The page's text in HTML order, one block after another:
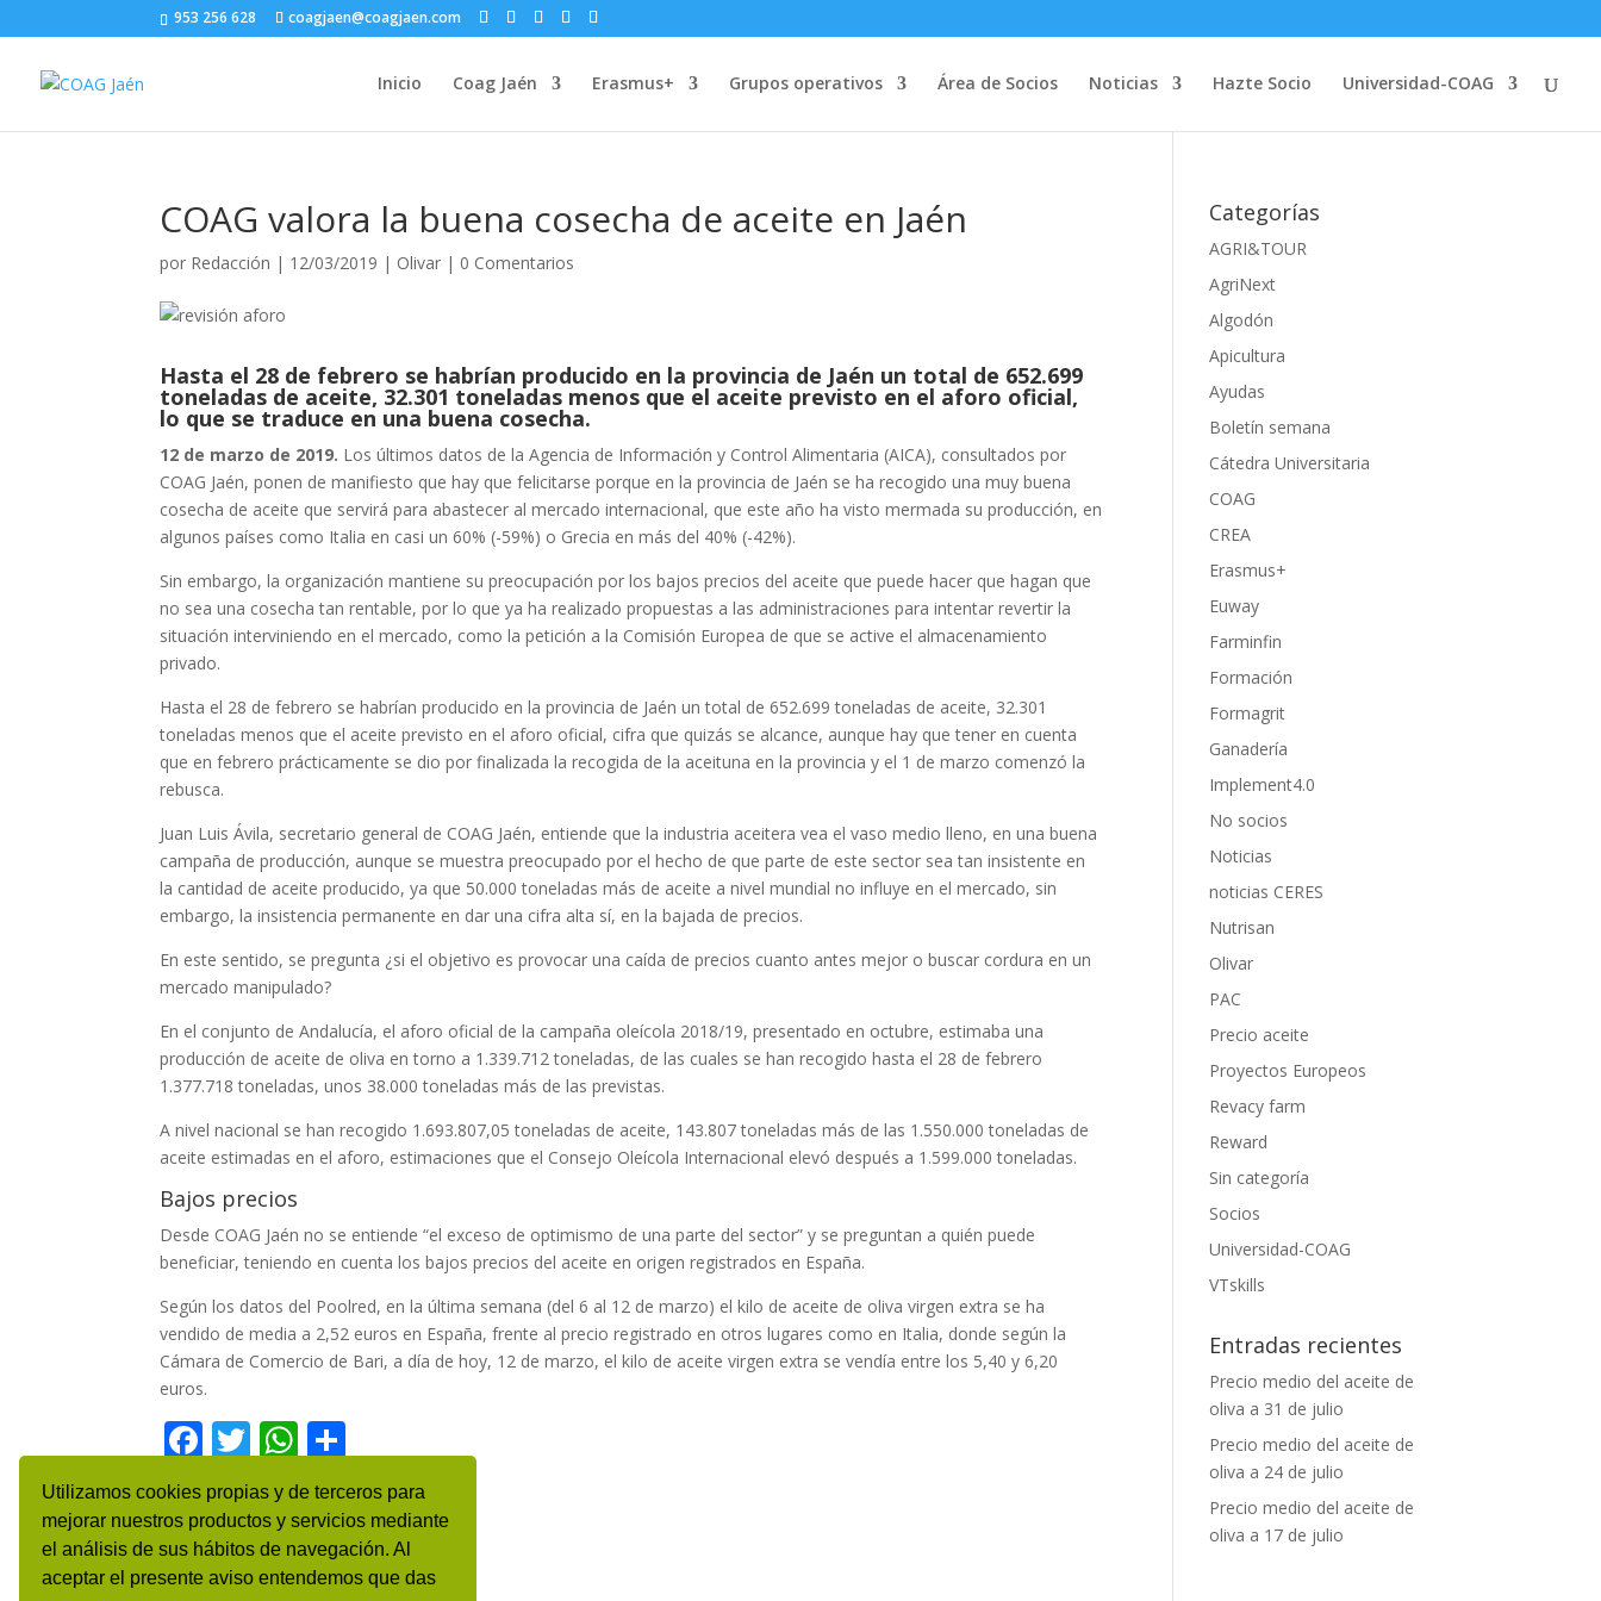
Utilizamos cookies propias y de terceros para
mejorar nuestros productos y servicios mediante
el análisis de sus hábitos de navegación. Al
aceptar el presente aviso entendemos que das
953 256 628 coagjaen@coagjaen.com
Inicio Coag Jaén Erasmus+ Grupos operativos Área de Socios Noticias Hazte Socio Universidad-COAG
COAG valora la buena cosecha de aceite en Jaén
por Redacción | 12/03/2019 | Olivar | 0 Comentarios
Hasta el 28 de febrero se habrían producido en la provincia de Jaén un total de 652.699
toneladas de aceite, 32.301 toneladas menos que el aceite previsto en el aforo oficial,
lo que se traduce en una buena cosecha.
12 de marzo de 2019. Los últimos datos de la Agencia de Información y Control Alimentaria (AICA), consultados por
COAG Jaén, ponen de manifiesto que hay que felicitarse porque en la provincia de Jaén se ha recogido una muy buena
cosecha de aceite que servirá para abastecer al mercado internacional, que este año ha visto mermada su producción, en
algunos países como Italia en casi un 60% (-59%) o Grecia en más del 40% (-42%).
Sin embargo, la organización mantiene su preocupación por los bajos precios del aceite que puede hacer que hagan que
no sea una cosecha tan rentable, por lo que ya ha realizado propuestas a las administraciones para intentar revertir la
situación interviniendo en el mercado, como la petición a la Comisión Europea de que se active el almacenamiento
privado.
Hasta el 28 de febrero se habrían producido en la provincia de Jaén un total de 652.699 toneladas de aceite, 32.301
toneladas menos que el aceite previsto en el aforo oficial, cifra que quizás se alcance, aunque hay que tener en cuenta
que en febrero prácticamente se dio por finalizada la recogida de la aceituna en la provincia y el 1 de marzo comenzó la
rebusca.
Juan Luis Ávila, secretario general de COAG Jaén, entiende que la industria aceitera vea el vaso medio lleno, en una buena
campaña de producción, aunque se muestra preocupado por el hecho de que parte de este sector sea tan insistente en
la cantidad de aceite producido, ya que 50.000 toneladas más de aceite a nivel mundial no influye en el mercado, sin
embargo, la insistencia permanente en dar una cifra alta sí, en la bajada de precios.
En este sentido, se pregunta ¿si el objetivo es provocar una caída de precios cuanto antes mejor o buscar cordura en un
mercado manipulado?
En el conjunto de Andalucía, el aforo oficial de la campaña oleícola 2018/19, presentado en octubre, estimaba una
producción de aceite de oliva en torno a 1.339.712 toneladas, de las cuales se han recogido hasta el 28 de febrero
1.377.718 toneladas, unos 38.000 toneladas más de las previstas.
A nivel nacional se han recogido 1.693.807,05 toneladas de aceite, 143.807 toneladas más de las 1.550.000 toneladas de
aceite estimadas en el aforo, estimaciones que el Consejo Oleícola Internacional elevó después a 1.599.000 toneladas.
Bajos precios
Desde COAG Jaén no se entiende “el exceso de optimismo de una parte del sector” y se preguntan a quién puede
beneficiar, teniendo en cuenta los bajos precios del aceite en origen registrados en España.
Según los datos del Poolred, en la última semana (del 6 al 12 de marzo) el kilo de aceite de oliva virgen extra se ha
vendido de media a 2,52 euros en España, frente al precio registrado en otros lugares como en Italia, donde según la
Cámara de Comercio de Bari, a día de hoy, 12 de marzo, el kilo de aceite virgen extra se vendía entre los 5,40 y 6,20
euros.
F
ac
e
b
T
w
itt
er
W
h
at
s
o
m
p
Categorías
AGRI&TOUR
AgriNext
Algodón
Apicultura
Ayudas
Boletín semana
Cátedra Universitaria
COAG
CREA
Erasmus+
Euway
Farminfin
Formación
Formagrit
Ganadería
Implement4.0
No socios
Noticias
noticias CERES
Nutrisan
Olivar
PAC
Precio aceite
Proyectos Europeos
Revacy farm
Reward
Sin categoría
Socios
Universidad-COAG
VTskills
Entradas recientes
Precio medio del aceite de
oliva a 31 de julio
Precio medio del aceite de
oliva a 24 de julio
Precio medio del aceite de
oliva a 17 de julio